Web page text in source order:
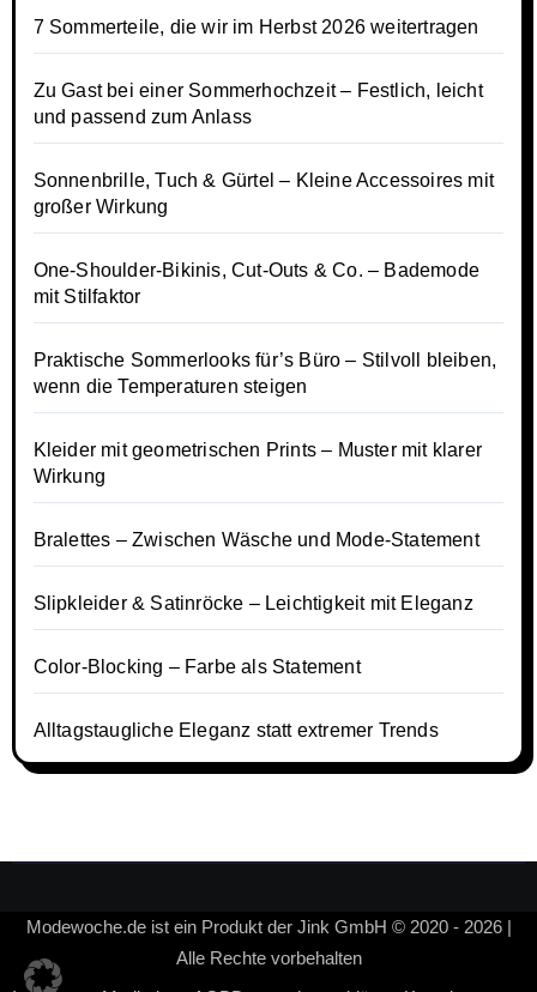
7 Sommerteile, die wir im Herbst 2026 weitertragen
Zu Gast bei einer Sommerhochzeit – Festlich, leicht
und passend zum Anlass
Sonnenbrille, Tuch & Gürtel – Kleine Accessoires mit
großer Wirkung
One-Shoulder-Bikinis, Cut-Outs & Co. – Bademode
mit Stilfaktor
Praktische Sommerlooks für’s Büro – Stilvoll bleiben,
wenn die Temperaturen steigen
Kleider mit geometrischen Prints – Muster mit klarer
Wirkung
Bralettes – Zwischen Wäsche und Mode-Statement
Slipkleider & Satinröcke – Leichtigkeit mit Eleganz
Color-Blocking – Farbe als Statement
Alltagstaugliche Eleganz statt extremer Trends
Modewoche.de ist ein Produkt der Jink GmbH © 2020 - 2026 |
Alle Rechte vorbehalten